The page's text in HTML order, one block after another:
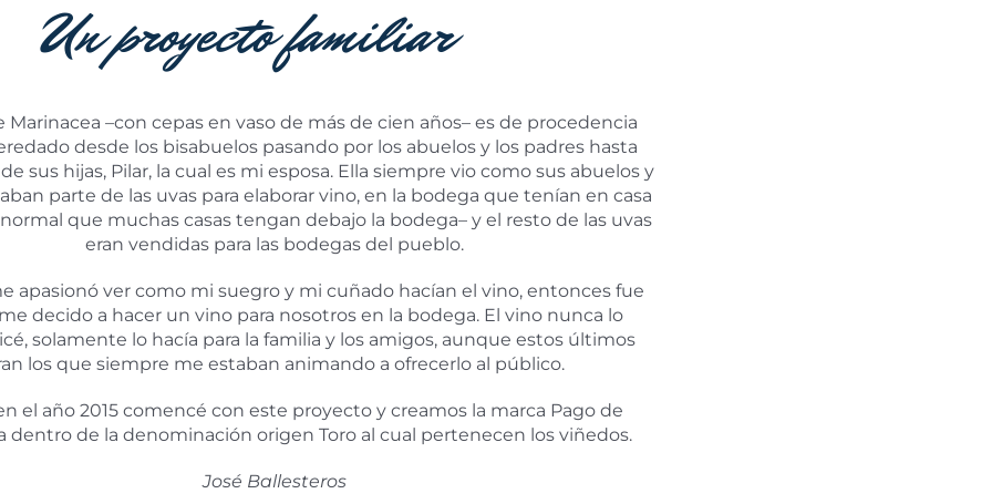
Un proyecto familiar
Marinacea –con cepas en vaso de más de cien años– es de procedencia
desde los bisabuelos pasando por los abuelos y los padres hasta
sus hijas, Pilar, la cual es mi esposa. Ella siempre vio como sus abuelos y
parte de las uvas para elaborar vino, en la bodega que tenían en casa
normal que muchas casas tengan debajo la bodega– y el resto de las uvas
eran vendidas para las bodegas del pueblo.
apasionó ver como mi suegro y mi cuñado hacían el vino, entonces fue
decido a hacer un vino para nosotros en la bodega. El vino nunca lo
solamente lo hacía para la familia y los amigos, aunque estos últimos
los que siempre me estaban animando a ofrecerlo al público.
el año 2015 comencé con este proyecto y creamos la marca Pago de
dentro de la denominación origen Toro al cual pertenecen los viñedos.
José Ballesteros